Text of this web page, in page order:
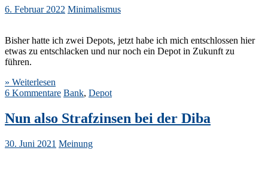
6. Februar 2022 Minimalismus
Bisher hatte ich zwei Depots, jetzt habe ich mich entschlossen hier
etwas zu entschlacken und nur noch ein Depot in Zukunft zu
führen.
» Weiterlesen
6 Kommentare Bank, Depot
Nun also Strafzinsen bei der Diba
30. Juni 2021 Meinung